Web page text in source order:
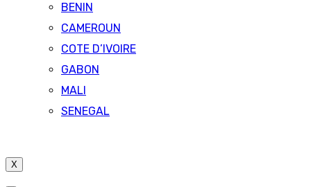
BENIN
CAMEROUN
COTE D’IVOIRE
GABON
MALI
SENEGAL
X